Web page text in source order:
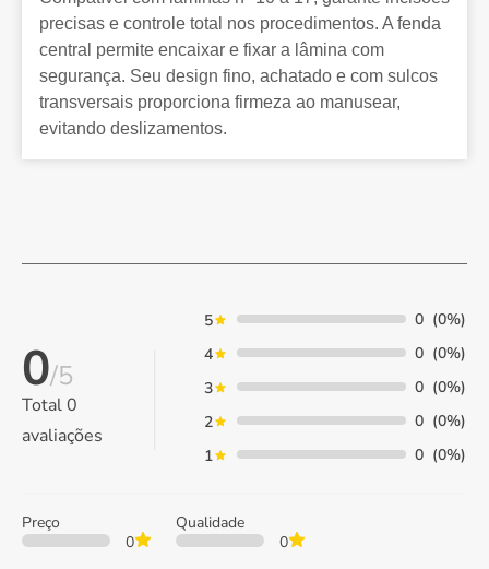
precisas e controle total nos procedimentos. A fenda
central permite encaixar e fixar a lâmina com
segurança. Seu design fino, achatado e com sulcos
transversais proporciona firmeza ao manusear,
evitando deslizamentos.
0/5
Total0
avaliações
5 0 (0%)
4
0 (0%)
3
0 (0%)
2
0 (0%)
1
0 (0%)
Preço
0
Qualidade
0